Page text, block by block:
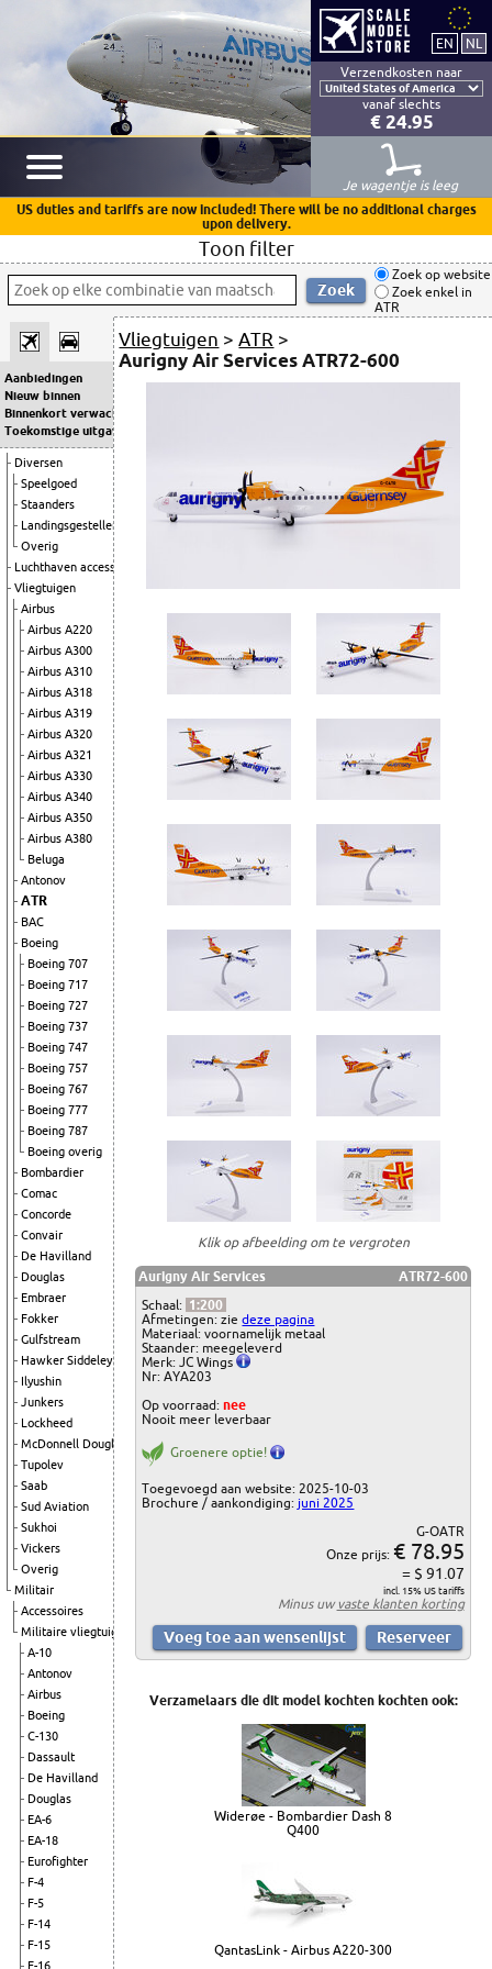
Verzendkosten naar
vanaf slechts
€ 24.95
Je wagentje is leeg
US duties and tariffs are now included! There will be no additional charges
upon delivery.
Toon filter
Zoek op website
Zoek enkel in
ATR
Aanbiedingen
Nieuw binnen
Binnenkort verwacht
Toekomstige uitgaven
Diversen
Speelgoed
Staanders
Landingsgestellen
Overig
Luchthaven accessoires
Vliegtuigen
Airbus
Airbus A220
Airbus A300
Airbus A310
Airbus A318
Airbus A319
Airbus A320
Airbus A321
Airbus A330
Airbus A340
Airbus A350
Airbus A380
Beluga
Antonov
ATR
BAC
Boeing
Boeing 707
Boeing 717
Boeing 727
Boeing 737
Boeing 747
Boeing 757
Boeing 767
Boeing 777
Boeing 787
Boeing overig
Bombardier
Comac
Concorde
Convair
De Havilland
Douglas
Embraer
Fokker
Gulfstream
Hawker Siddeley
Ilyushin
Junkers
Lockheed
McDonnell Douglas
Tupolev
Saab
Sud Aviation
Sukhoi
Vickers
Overig
Militair
Accessoires
Militaire vliegtuigen
A-10
Antonov
Airbus
Boeing
C-130
Dassault
De Havilland
Douglas
EA-6
EA-18
Eurofighter
F-4
F-5
F-14
F-15
F-16
Vliegtuigen >ATR >
Aurigny Air Services ATR72-600
Klik op afbeelding om te vergroten
Aurigny Air Services
ATR72-600
Schaal: 1:200
Afmetingen: ziedeze pagina
Materiaal: voornamelijk metaal
Staander: meegeleverd
Merk: JC Wings
Nr: AYA203
Op voorraad:nee
Nooit meer leverbaar
Groenere optie!
Toegevoegd aan website: 2025-10-03
Brochure / aankondiging: juni 2025
G-OATR
Onze prijs: € 78.95
= $ 91.07
incl. 15% US tariffs
Minus uwvaste klanten korting
Verzamelaars die dit model kochten kochten ook:
Widerøe - Bombardier Dash 8
Q400
QantasLink - Airbus A220-300